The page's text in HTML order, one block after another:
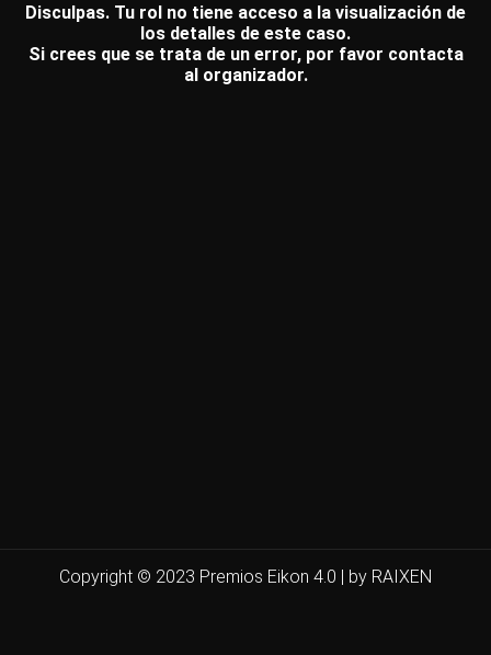
Disculpas. Tu rol no tiene acceso a la visualización de
los detalles de este caso.
Si crees que se trata de un error, por favor contacta
al organizador.
Copyright © 2023 Premios Eikon 4.0 | by RAIXEN